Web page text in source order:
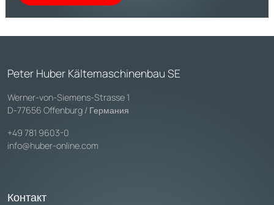
Peter Huber Kältemaschinenbau SE
Werner-von-Siemens-Strasse 1
D-77656 Offenburg / Германия
+49 781 9603-0
info@huber-online.com
Контакт